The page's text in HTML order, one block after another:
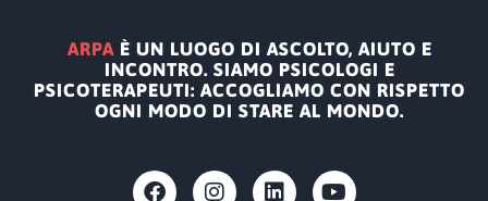
ARPAÈ UN LUOGO DI ASCOLTO, AIUTO E
INCONTRO. SIAMO PSICOLOGI E
PSICOTERAPEUTI: ACCOGLIAMO CON RISPETTO
OGNI MODO DI STARE AL MONDO.